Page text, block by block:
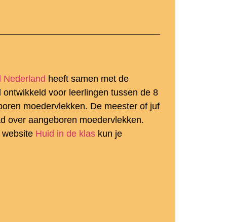
Nederland heeft samen met de
voor leerlingen tussen de 8
moedervlekken. De meester of juf
over aangeboren moedervlekken.
Huid in de klas kun je